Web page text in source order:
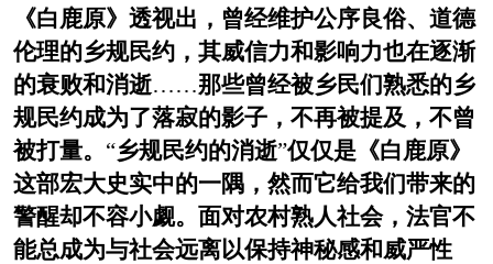
《白鹿原》透视出，曾经维护公序良俗、道德
伦理的乡规民约，其威信力和影响力也在逐渐
的衰败和消逝……那些曾经被乡民们熟悉的乡
规民约成为了落寂的影子，不再被提及，不曾
被打量。 “乡规民约的消逝”仅仅是《白鹿原》
这部宏大史实中的一隅，然而它给我们带来的
警醒却不容小觑。面对农村熟人社会，法官不
能总成为与社会远离以保持神秘感和威严性